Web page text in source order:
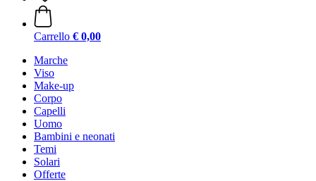
Carrello € 0,00
Marche
Viso
Make-up
Corpo
Capelli
Uomo
Bambini e neonati
Temi
Solari
Offerte